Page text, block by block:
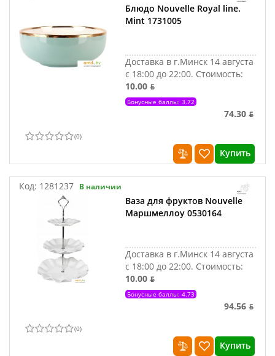
Блюдо Nouvelle Royal line.
Mint 1731005
Доставка в г.Минск 14 августа
с 18:00 до 22:00. Стоимость:
10.00 ƃ
Бонусные баллы: 3.72
74.30 ƃ
(0)
Купить
Код: 1281237 В наличии
Ваза для фруктов Nouvelle
Маршмеллоу 0530164
Доставка в г.Минск 14 августа
с 18:00 до 22:00. Стоимость:
10.00 ƃ
Бонусные баллы: 4.73
94.56 ƃ
(0)
Купить